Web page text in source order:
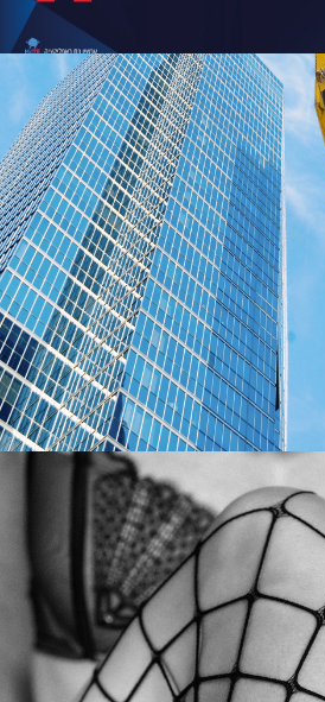
שקית מתנה
D.N.S CRANES LTD